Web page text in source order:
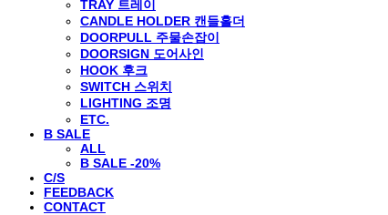
TRAY 트레이
CANDLE HOLDER 캔들홀더
DOORPULL 주물손잡이
DOORSIGN 도어사인
HOOK 후크
SWITCH 스위치
LIGHTING 조명
ETC.
B SALE
ALL
B SALE -20%
C/S
FEEDBACK
CONTACT